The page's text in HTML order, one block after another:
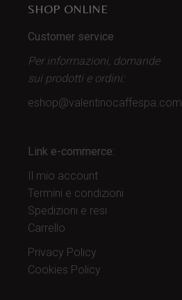
SHOP ONLINE
Customer service
Per informazioni, domande
sui prodotti e ordini:
eshop@valentinocaffespa.com
Link e-commerce:
Il mio account
Termini e condizioni
Spedizioni e resi
Carrello
Privacy Policy
Cookies Policy